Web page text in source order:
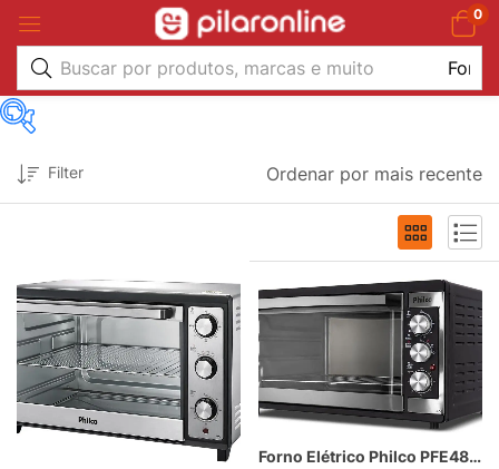
0
Marca
1 1 1 1 5
Philco
Cor
Filter Ordenar por mais recente
Forno Elétrico Philco PFE48IP 46L 1500W